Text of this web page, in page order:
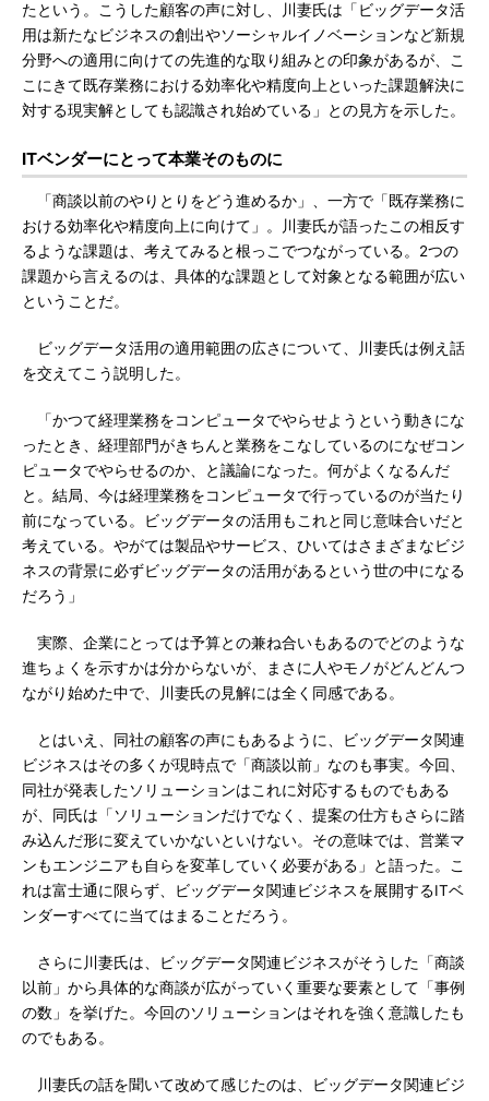
たという。こうした顧客の声に対し、川妻氏は「ビッグデータ活
用は新たなビジネスの創出やソーシャルイノベーションなど新規
分野への適用に向けての先進的な取り組みとの印象があるが、こ
こにきて既存業務における効率化や精度向上といった課題解決に
対する現実解としても認識され始めている」との見方を示した。
ITベンダーにとって本業そのものに
「商談以前のやりとりをどう進めるか」、一方で「既存業務に
おける効率化や精度向上に向けて」。川妻氏が語ったこの相反す
るような課題は、考えてみると根っこでつながっている。2つの
課題から言えるのは、具体的な課題として対象となる範囲が広い
ということだ。
ビッグデータ活用の適用範囲の広さについて、川妻氏は例え話
を交えてこう説明した。
「かつて経理業務をコンピュータでやらせようという動きにな
ったとき、経理部門がきちんと業務をこなしているのになぜコン
ピュータでやらせるのか、と議論になった。何がよくなるんだ
と。結局、今は経理業務をコンピュータで行っているのが当たり
前になっている。ビッグデータの活用もこれと同じ意味合いだと
考えている。やがては製品やサービス、ひいてはさまざまなビジ
ネスの背景に必ずビッグデータの活用があるという世の中になる
だろう」
実際、企業にとっては予算との兼ね合いもあるのでどのような
進ちょくを示すかは分からないが、まさに人やモノがどんどんつ
ながり始めた中で、川妻氏の見解には全く同感である。
とはいえ、同社の顧客の声にもあるように、ビッグデータ関連
ビジネスはその多くが現時点で「商談以前」なのも事実。今回、
同社が発表したソリューションはこれに対応するものでもある
が、同氏は「ソリューションだけでなく、提案の仕方もさらに踏
み込んだ形に変えていかないといけない。その意味では、営業マ
ンもエンジニアも自らを変革していく必要がある」と語った。こ
れは富士通に限らず、ビッグデータ関連ビジネスを展開するITベ
ンダーすべてに当てはまることだろう。
さらに川妻氏は、ビッグデータ関連ビジネスがそうした「商談
以前」から具体的な商談が広がっていく重要な要素として「事例
の数」を挙げた。今回のソリューションはそれを強く意識したも
のでもある。
川妻氏の話を聞いて改めて感じたのは、ビッグデータ関連ビジ